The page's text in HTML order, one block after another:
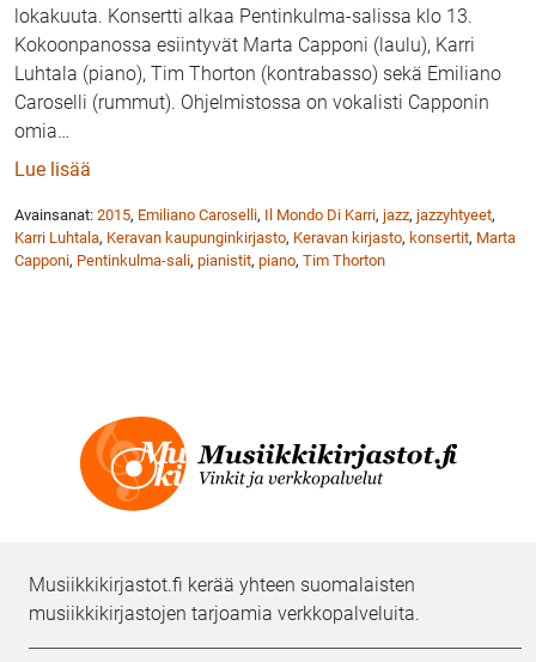
lokakuuta. Konsertti alkaa Pentinkulma-salissa klo 13.
Kokoonpanossa esiintyvät Marta Capponi (laulu), Karri
Luhtala (piano), Tim Thorton (kontrabasso) sekä Emiliano
Caroselli (rummut). Ohjelmistossa on vokalisti Capponin
omia…
Lue lisää
Avainsanat: 2015, Emiliano Caroselli, Il Mondo Di Karri, jazz, jazzyhtyeet,
Karri Luhtala, Keravan kaupunginkirjasto, Keravan kirjasto, konsertit, Marta
Capponi, Pentinkulma-sali, pianistit, piano, Tim Thorton
Musiikkikirjastot.fi kerää yhteen suomalaisten
musiikkikirjastojen tarjoamia verkkopalveluita.